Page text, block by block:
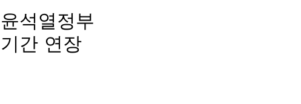
석열정부
간 연장